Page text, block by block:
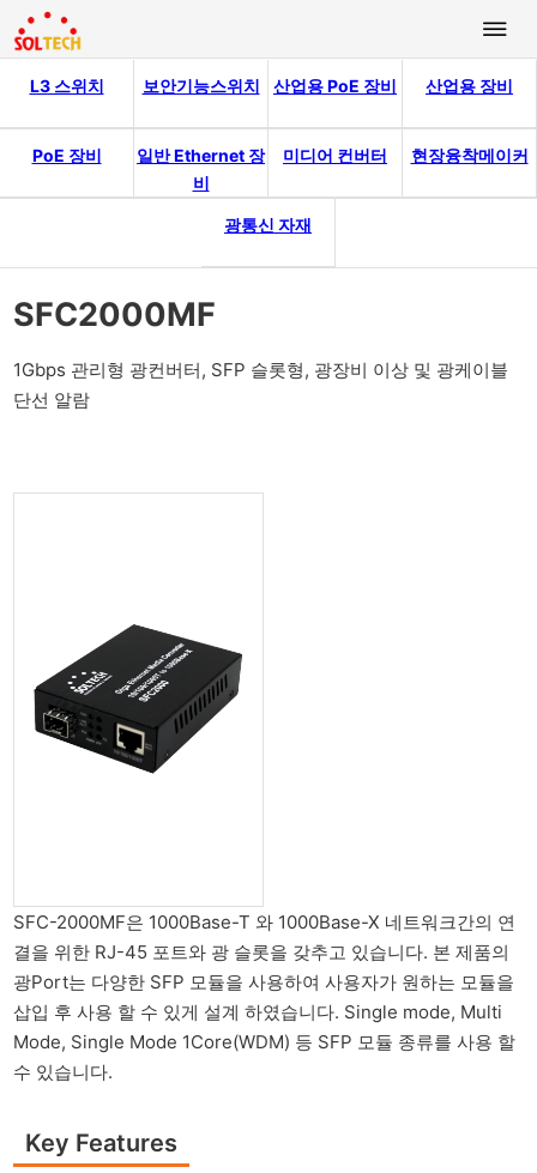
L3 스위치 보안기능스위치 산업용 PoE 장비 산업용 장비
PoE 장비
일반 Ethernet 장
비
미디어 컨버터 현장융착메이커
광통신 자재
SFC2000MF
1Gbps 관리형 광컨버터, SFP 슬롯형, 광장비 이상 및 광케이블
단선 알람
SFC-2000MF은 1000Base-T 와 1000Base-X 네트워크간의 연
결을 위한 RJ-45 포트와 광 슬롯을 갖추고 있습니다. 본 제품의
광Port는 다양한 SFP 모듈을 사용하여 사용자가 원하는 모듈을
삽입 후 사용 할 수 있게 설계 하였습니다. Single mode, Multi
Mode, Single Mode 1Core(WDM) 등 SFP 모듈 종류를 사용 할
수 있습니다.
Key Features